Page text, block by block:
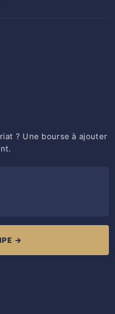
? Une bourse à ajouter
→